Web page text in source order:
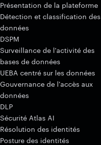
Présentation de la plateforme
Détection et classification des
données
DSPM
Surveillance de l'activité des
bases de données
UEBA centré sur les données
Gouvernance de l'accès aux
données
DLP
Sécurité Atlas AI
Résolution des identités
Posture des identités